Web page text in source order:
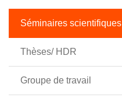
Séminaires scientifiques
Thèses/ HDR
Groupe de travail